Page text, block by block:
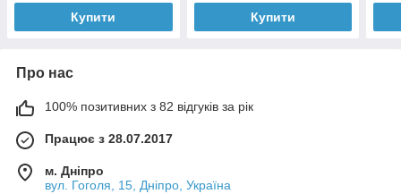
Купити Купити
Про нас
100% позитивних з 82 відгуків за рік
Працює з 28.07.2017
м. Дніпро
вул. Гоголя, 15, Дніпро, Україна